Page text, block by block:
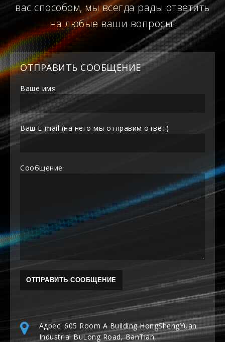
вас способом, мы всегда рады ответить
на любые ваши вопросы!
ОТПРАВИТЬ СООБЩЕНИЕ
Ваше имя
Ваш E-mail (на него мы отправим ответ)
Сообщение
Адрес: 605 Room A Building HongShengYuan
Industrial BuLong Road, BanTian,